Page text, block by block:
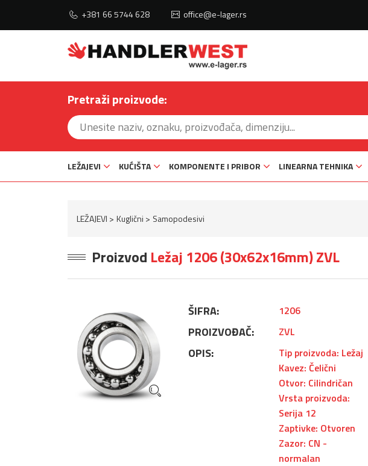
+381 66 5744 628 office@e-lager.rs
Pretraži proizvode:
LEŽAJEVI KUĆIŠTA KOMPONENTE I PRIBOR LINEARNA TEHNIKA
LEŽAJEVI Kuglični Samopodesivi
Proizvod Ležaj 1206 (30x62x16mm) ZVL
ŠIFRA: 1206
PROIZVOĐAČ: ZVL
OPIS:
Tip proizvoda: Ležaj
Kavez: Čelični
Otvor: Cilindričan
Vrsta proizvoda:
Serija 12
Zaptivke: Otvoren
Zazor: CN -
normalan